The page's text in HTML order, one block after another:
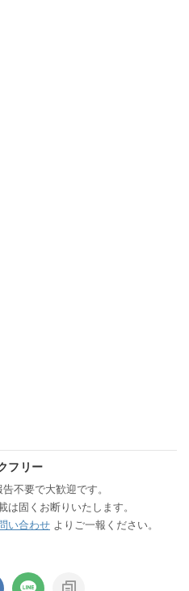
フリー
不要で大歓迎です。
は固くお断りいたします。
い合わせ よりご一報ください。